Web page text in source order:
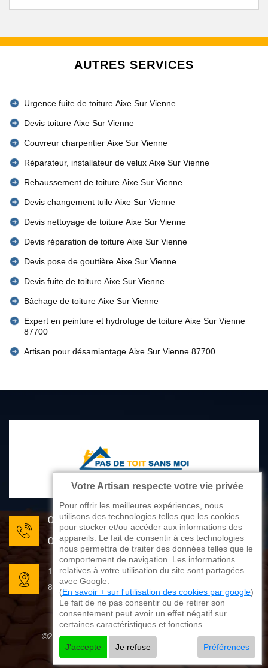
AUTRES SERVICES
Urgence fuite de toiture Aixe Sur Vienne
Devis toiture Aixe Sur Vienne
Couvreur charpentier Aixe Sur Vienne
Réparateur, installateur de velux Aixe Sur Vienne
Rehaussement de toiture Aixe Sur Vienne
Devis changement tuile Aixe Sur Vienne
Devis nettoyage de toiture Aixe Sur Vienne
Devis réparation de toiture Aixe Sur Vienne
Devis pose de gouttière Aixe Sur Vienne
Devis fuite de toiture Aixe Sur Vienne
Bâchage de toiture Aixe Sur Vienne
Expert en peinture et hydrofuge de toiture Aixe Sur Vienne
87700
Artisan pour désamiantage Aixe Sur Vienne 87700
05 33 06 22 81
07 80 33 28 62
176 avenue de Limoges
87270 Couzeix
©2025 - 2026 Tout droit réservé Mentions légales
Votre Artisan respecte votre vie privée
Pour offrir les meilleures expériences, nous
utilisons des technologies telles que les cookies
pour stocker et/ou accéder aux informations des
appareils. Le fait de consentir à ces technologies
nous permettra de traiter des données telles que le
comportement de navigation. Les informations
relatives à votre utilisation du site sont partagées
avec Google.
(En savoir + sur l'utilisation des cookies par google)
Le fait de ne pas consentir ou de retirer son
consentement peut avoir un effet négatif sur
certaines caractéristiques et fonctions.
J'accepte Je refuse Préférences